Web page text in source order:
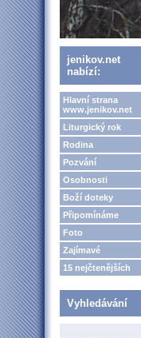
jenikov.net
nabízí:
Hlavní strana
www.jenikov.net
Liturgický rok
Rodina
Pozvání
Osobnosti
Boží doteky
Připomínáme
Foto
Zajímavé
15 nejčtenějších
Vyhledávání